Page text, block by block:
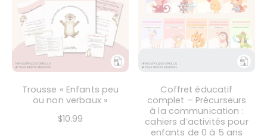
Trousse « Enfants peu
ou non verbaux »
$10.99
Coffret éducatif
complet – Précurseurs
à la communication :
cahiers d’activités pour
enfants de 0 à 5 ans